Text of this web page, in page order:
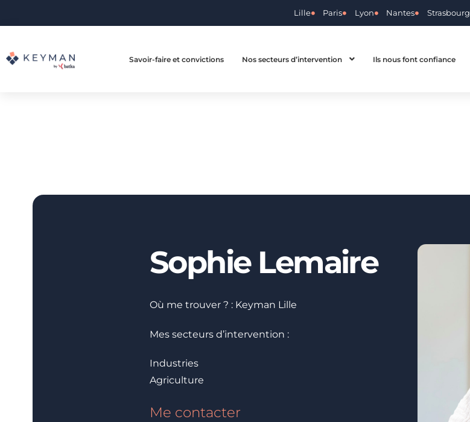
Lille Paris Lyon Nantes Strasbourg
Savoir-faire et convictions Nos secteurs d’intervention Ils nous font confiance
Sophie Lemaire
Où me trouver ? : Keyman Lille
Mes secteurs d’intervention :
Industries
Agriculture
Me contacter